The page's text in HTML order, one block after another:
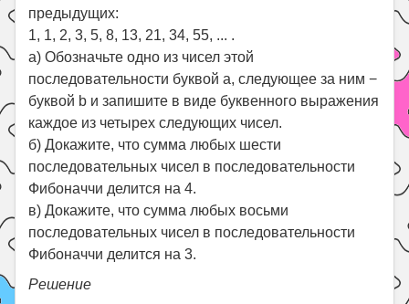
предыдущих:
1, 1, 2, 3, 5, 8, 13, 21, 34, 55, ... .
а) Обозначьте одно из чисел этой
последовательности буквой a, следующее за ним −
буквой b и запишите в виде буквенного выражения
каждое из четырех следующих чисел.
б) Докажите, что сумма любых шести
последовательных чисел в последовательности
Фибоначчи делится на 4.
в) Докажите, что сумма любых восьми
последовательных чисел в последовательности
Фибоначчи делится на 3.
Решение